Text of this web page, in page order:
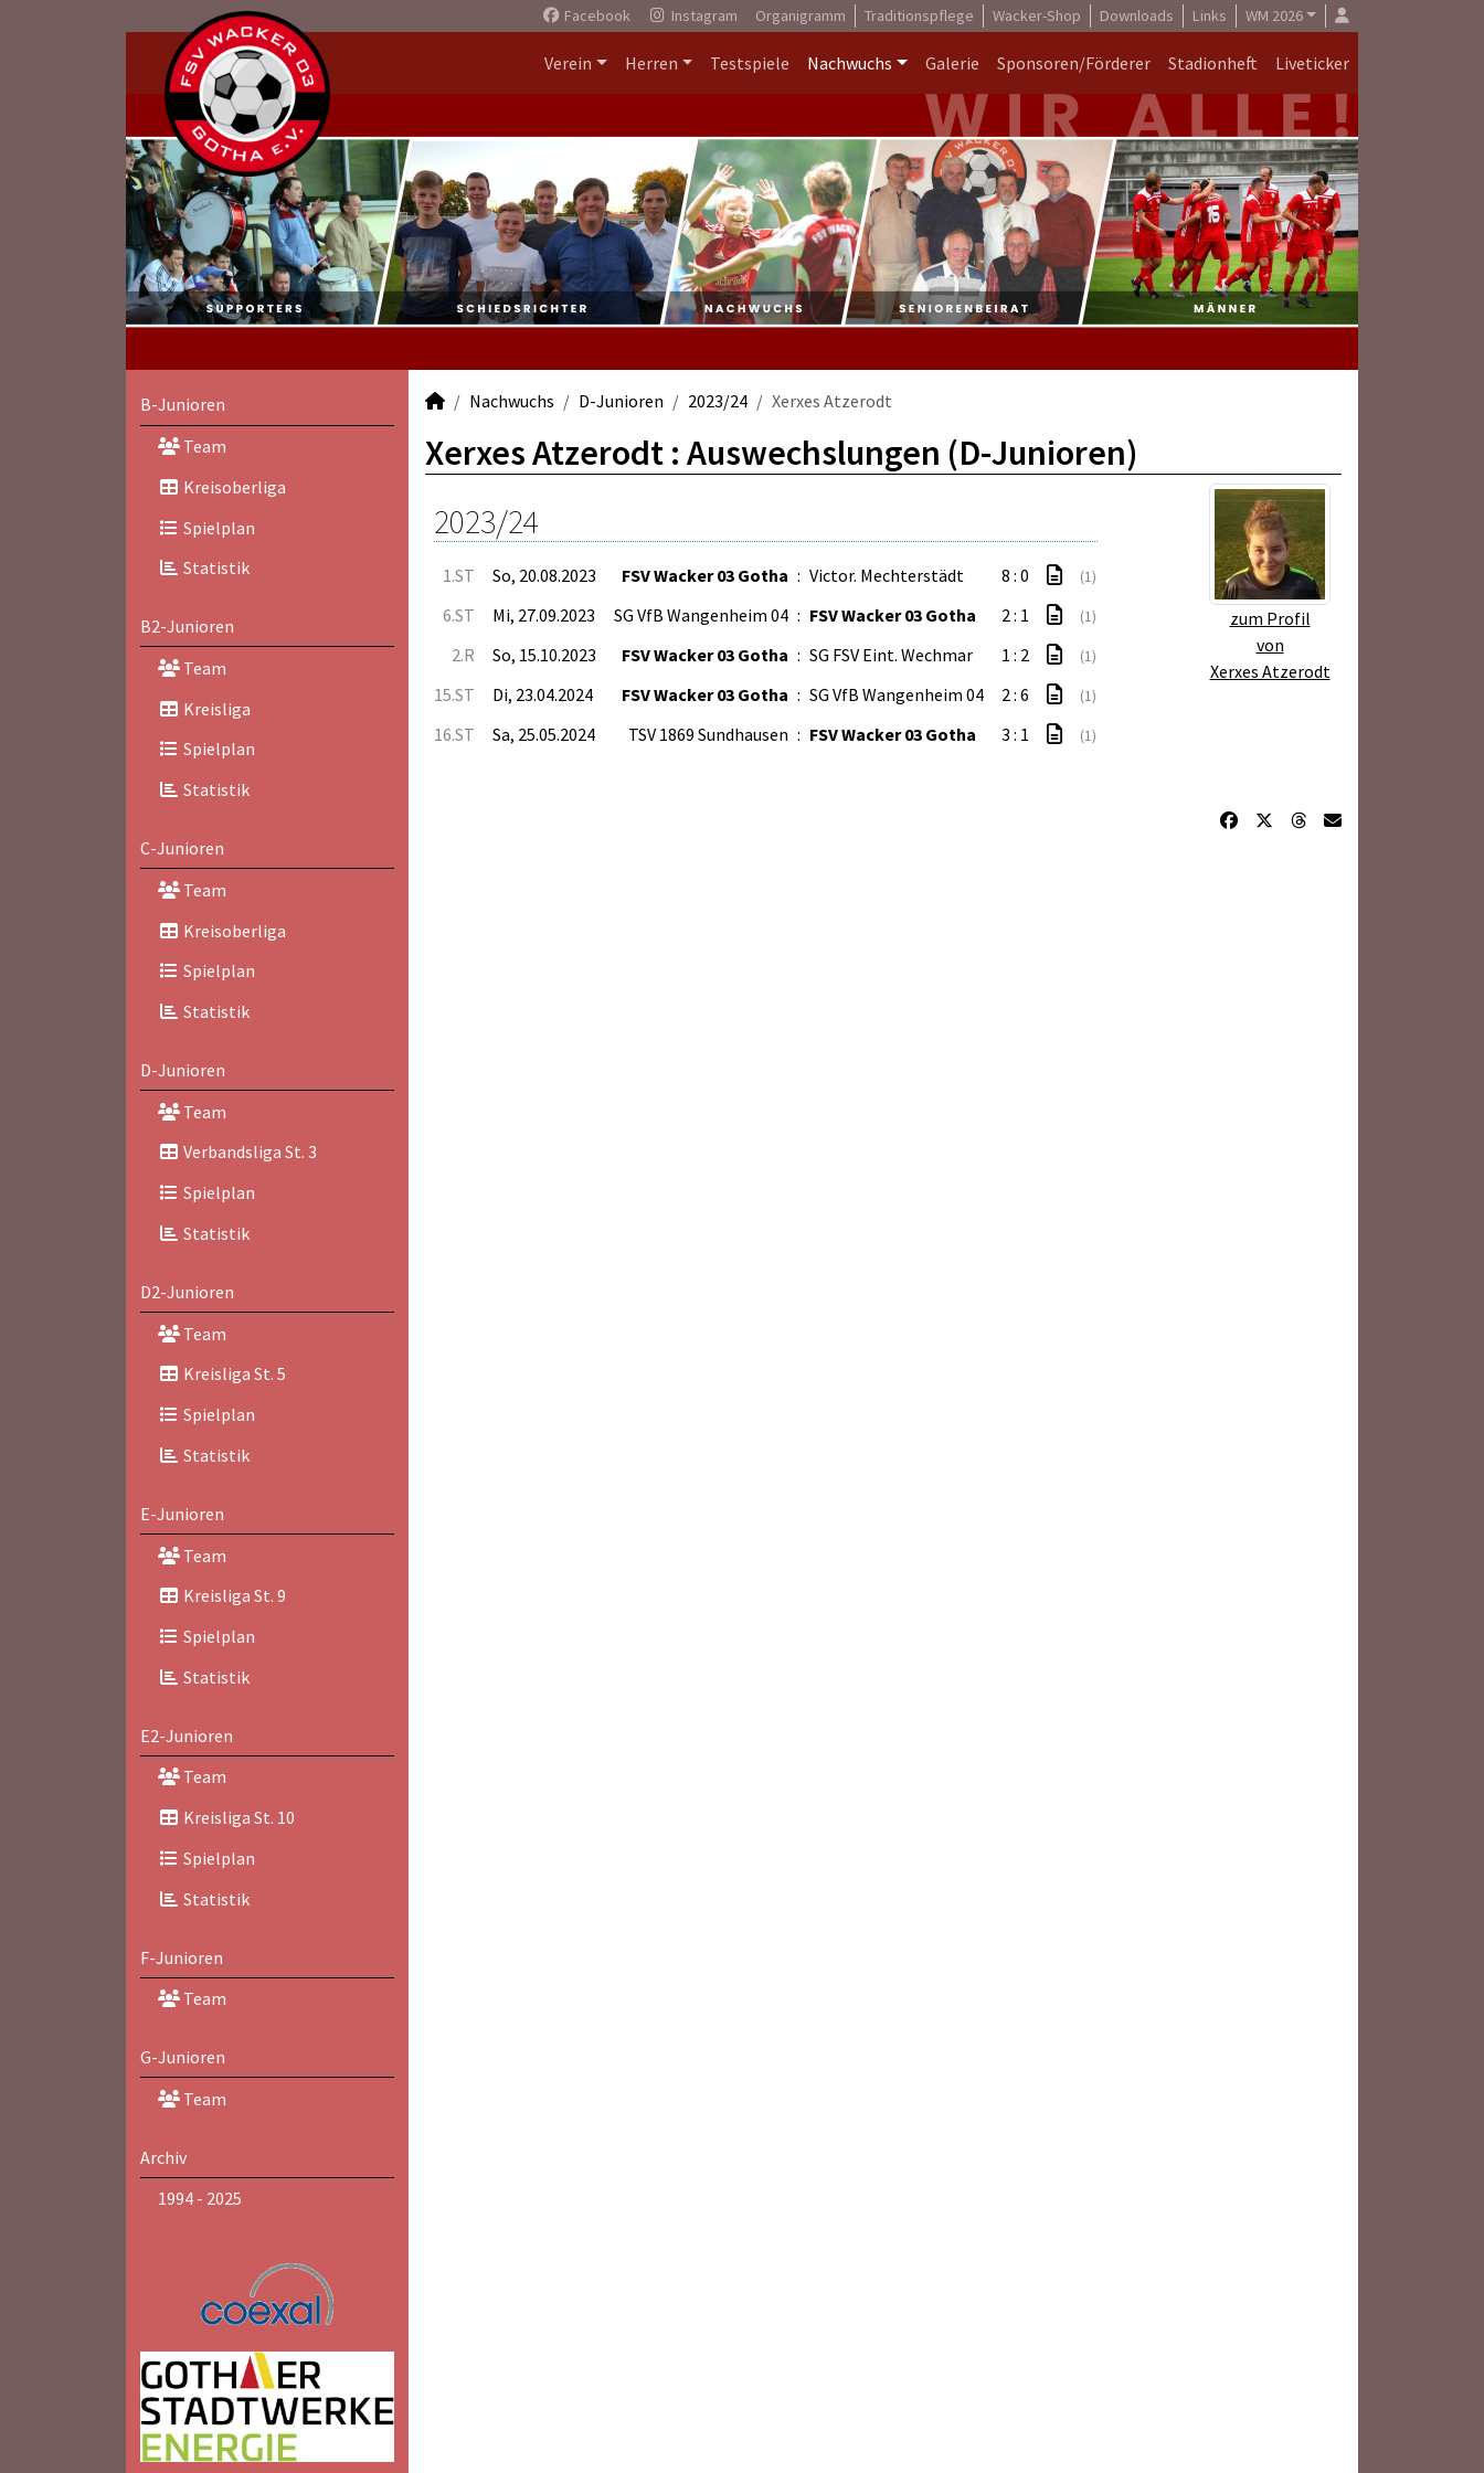
Facebook Instagram Organigramm Traditionspflege Wacker-Shop Downloads Links WM 2026
Verein Herren Testspiele Nachwuchs Galerie Sponsoren/Förderer Stadionheft Liveticker
B-Junioren
Team
Kreisoberliga
Spielplan
Statistik
B2-Junioren
Team
Kreisliga
Spielplan
Statistik
C-Junioren
Team
Kreisoberliga
Spielplan
Statistik
D-Junioren
Team
Verbandsliga St. 3
Spielplan
Statistik
D2-Junioren
Team
Kreisliga St. 5
Spielplan
Statistik
E-Junioren
Team
Kreisliga St. 9
Spielplan
Statistik
E2-Junioren
Team
Kreisliga St. 10
Spielplan
Statistik
F-Junioren
Team
G-Junioren
Team
Archiv
1994 - 2025
Nachwuchs D-Junioren 2023/24 Xerxes Atzerodt
Xerxes Atzerodt : Auswechslungen (D-Junioren)
zum Profil
von
Xerxes Atzerodt
2023/24
1.ST So, 20.08.2023 FSV Wacker 03 Gotha : Victor. Mechterstädt 8 : 0 (1)
6.ST Mi, 27.09.2023 SG VfB Wangenheim 04 : FSV Wacker 03 Gotha 2 : 1 (1)
2.R So, 15.10.2023 FSV Wacker 03 Gotha : SG FSV Eint. Wechmar 1 : 2 (1)
15.ST Di, 23.04.2024 FSV Wacker 03 Gotha : SG VfB Wangenheim 04 2 : 6 (1)
16.ST Sa, 25.05.2024 TSV 1869 Sundhausen : FSV Wacker 03 Gotha 3 : 1 (1)